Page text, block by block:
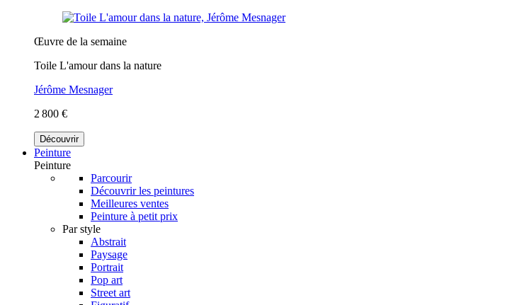
Œuvre de la semaine
Toile L'amour dans la nature
Jérôme Mesnager
2 800 €
Découvrir
Peinture
Peinture
Parcourir
Découvrir les peintures
Meilleures ventes
Peinture à petit prix
Par style
Abstrait
Paysage
Portrait
Pop art
Street art